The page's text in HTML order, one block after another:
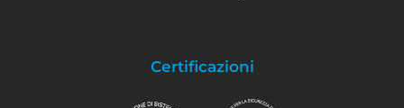
Certificazioni